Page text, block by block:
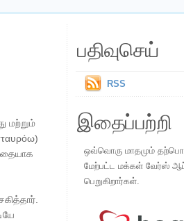
மற்றும்
பதிவுசெய்
RSS
இதைப்பற்றி
ஒவ்வொரு மாதமும்
மேற்பட்ட மக்கள் வேர்ஸ் ஆப்
பெறுகிறார்கள்.